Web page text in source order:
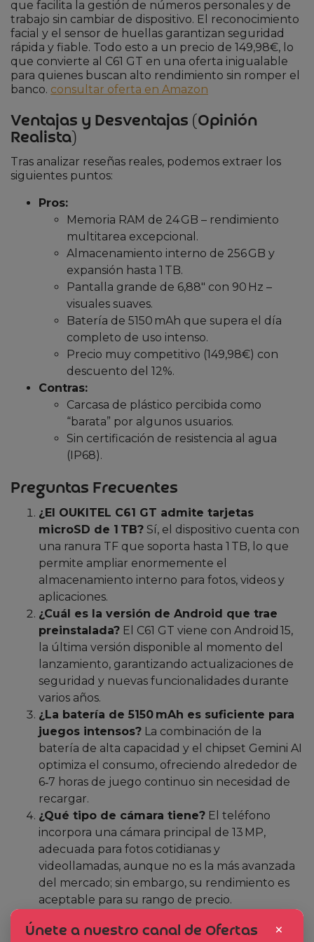
que facilita la gestión de números personales y de
trabajo sin cambiar de dispositivo. El reconocimiento
facial y el sensor de huellas garantizan seguridad
rápida y fiable. Todo esto a un precio de 149,98€, lo
que convierte al C61 GT en una oferta inigualable
para quienes buscan alto rendimiento sin romper el
banco. consultar oferta en Amazon
Ventajas y Desventajas (Opinión
Realista)
Tras analizar reseñas reales, podemos extraer los
siguientes puntos:
Pros:
Memoria RAM de 24 GB – rendimiento
multitarea excepcional.
Almacenamiento interno de 256 GB y
expansión hasta 1 TB.
Pantalla grande de 6,88″ con 90 Hz –
visuales suaves.
Batería de 5150 mAh que supera el día
completo de uso intenso.
Precio muy competitivo (149,98€) con
descuento del 12%.
Contras:
Carcasa de plástico percibida como
“barata” por algunos usuarios.
Sin certificación de resistencia al agua
(IP68).
Preguntas Frecuentes
¿El OUKITEL C61 GT admite tarjetas
microSD de 1 TB? Sí, el dispositivo cuenta con
una ranura TF que soporta hasta 1 TB, lo que
permite ampliar enormemente el
almacenamiento interno para fotos, videos y
aplicaciones.
¿Cuál es la versión de Android que trae
preinstalada? El C61 GT viene con Android 15,
la última versión disponible al momento del
lanzamiento, garantizando actualizaciones de
seguridad y nuevas funcionalidades durante
varios años.
¿La batería de 5150 mAh es suficiente para
juegos intensos? La combinación de la
batería de alta capacidad y el chipset Gemini AI
optimiza el consumo, ofreciendo alrededor de
6‑7 horas de juego continuo sin necesidad de
recargar.
¿Qué tipo de cámara tiene? El teléfono
incorpora una cámara principal de 13 MP,
adecuada para fotos cotidianas y
videollamadas, aunque no es la más avanzada
del mercado; sin embargo, su rendimiento es
aceptable para su rango de precio.
contacto?Sí, el modelo incluye NFC, lo que
×
Únete a nuestro canal de Ofertas